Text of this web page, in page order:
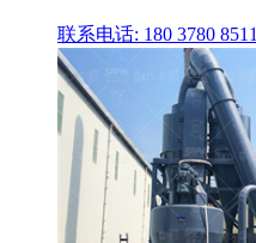
联系电话: 180 3780 8511